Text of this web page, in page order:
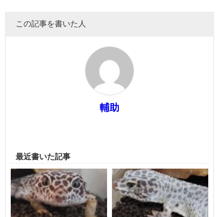
この記事を書いた人
輔助
最近書いた記事